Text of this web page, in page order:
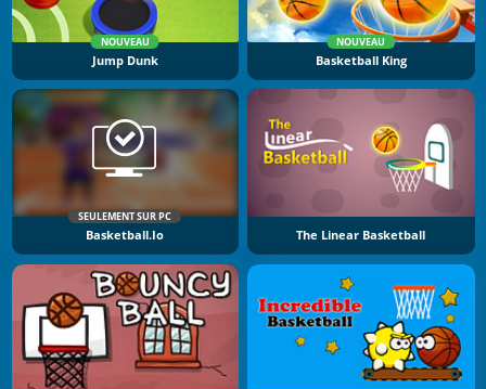
NOUVEAU
Jump Dunk
NOUVEAU
Basketball King
SEULEMENT SUR PC
Basketball.io The Linear Basketball